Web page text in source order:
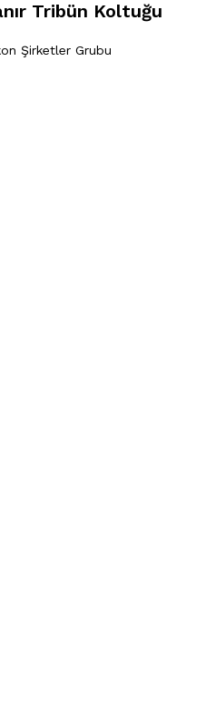
Tribün Koltuğu
Şirketler Grubu